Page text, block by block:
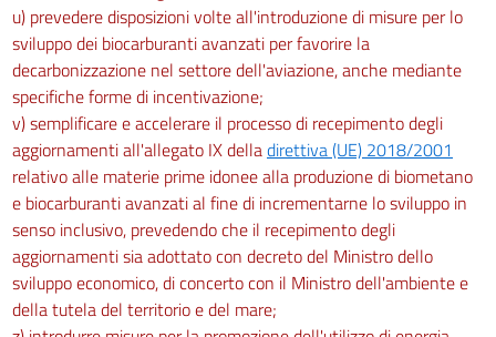
u) prevedere disposizioni volte all'introduzione di misure per lo
sviluppo dei biocarburanti avanzati per favorire la
decarbonizzazione nel settore dell'aviazione, anche mediante
specifiche forme di incentivazione;
v) semplificare e accelerare il processo di recepimento degli
aggiornamenti all'allegato IX delladirettiva (UE) 2018/2001
relativo alle materie prime idonee alla produzione di biometano
e biocarburanti avanzati al fine di incrementarne lo sviluppo in
senso inclusivo, prevedendo che il recepimento degli
aggiornamenti sia adottato con decreto del Ministro dello
sviluppo economico, di concerto con il Ministro dell'ambiente e
della tutela del territorio e del mare;